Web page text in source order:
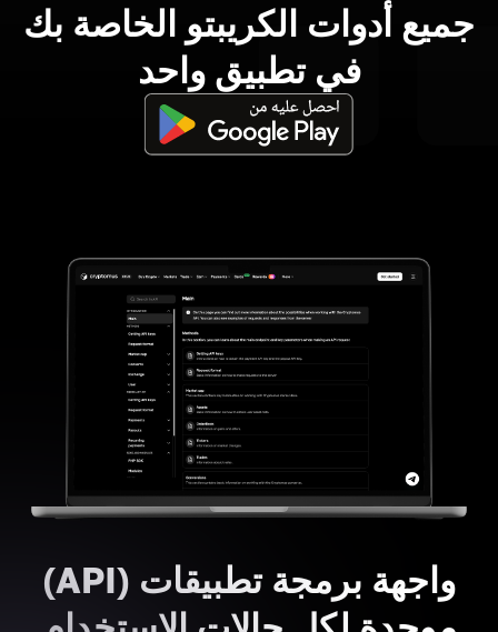
جميع أدوات الكريبتو الخاصة بك
في تطبيق واحد
واجهة برمجة تطبيقات (API)